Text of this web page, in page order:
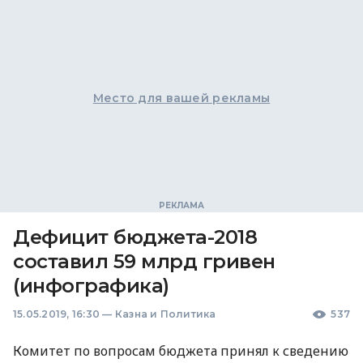
Место для вашей рекламы
Дефицит бюджета-2018
составил 59 млрд гривен
(инфографика)
15.05.2019, 16:30 — Казна и Политика 537
Комитет по вопросам бюджета принял к сведению